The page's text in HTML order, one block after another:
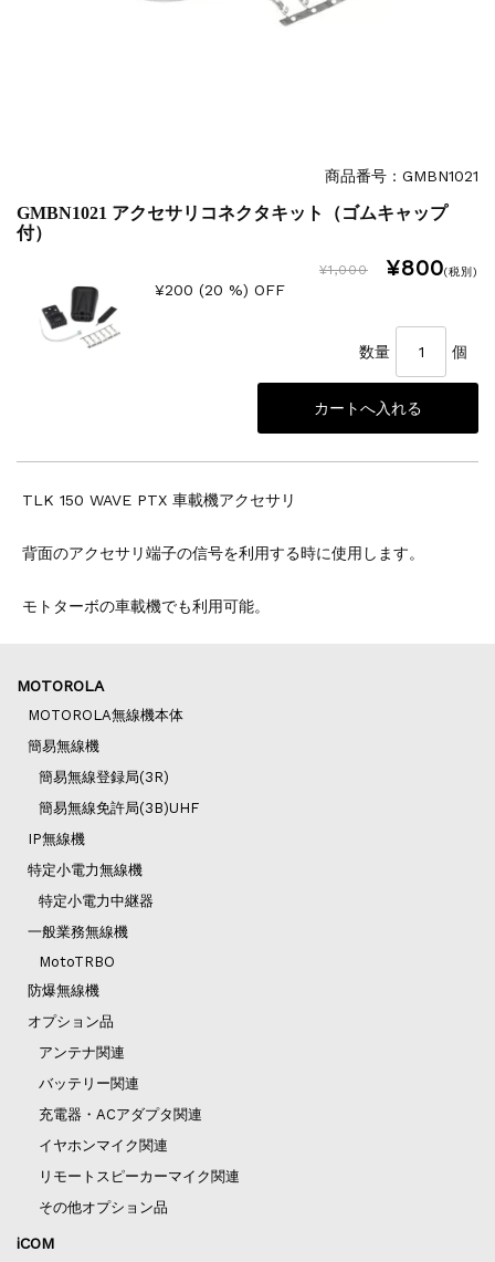
商品番号：GMBN1021
GMBN1021 アクセサリコネクタキット（ゴムキャップ
付）
¥1,000 ¥800(税別)
¥200 (20 %) OFF
数量 個
TLK 150 WAVE PTX 車載機アクセサリ
背面のアクセサリ端子の信号を利用する時に使用します。
モトターボの車載機でも利用可能。
MOTOROLA
MOTOROLA無線機本体
簡易無線機
簡易無線登録局(3R)
簡易無線免許局(3B)UHF
IP無線機
特定小電力無線機
特定小電力中継器
一般業務無線機
MotoTRBO
防爆無線機
オプション品
アンテナ関連
バッテリー関連
充電器・ACアダプタ関連
イヤホンマイク関連
リモートスピーカーマイク関連
その他オプション品
iCOM